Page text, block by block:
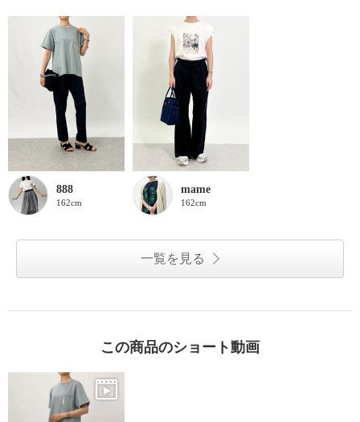
888
162cm
mame
162cm
一覧を見る
この商品のショート動画